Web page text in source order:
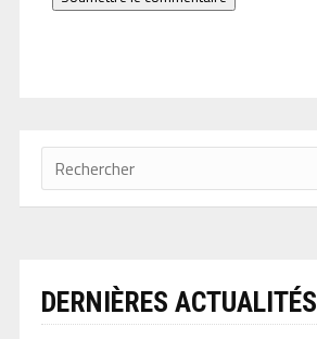
DERNIÈRES ACTUALITÉS